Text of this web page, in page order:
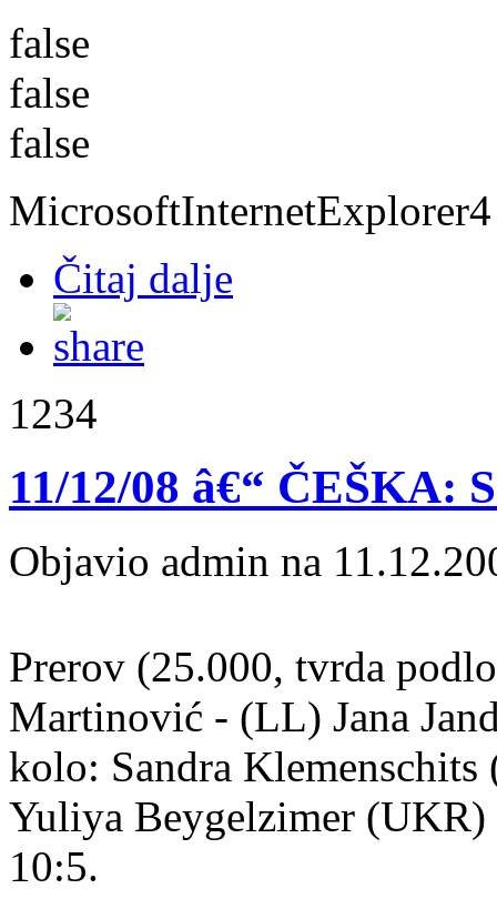
false
false
false
MicrosoftInternetExplorer4
Čitaj dalje
1234
11/12/08 â€“ ČEŠKA:
Objavio admin na
Prerov (25.000, tvrda
Martinović - (LL) Jana
kolo: Sandra
Yuliya Beygelzimer
10:5.